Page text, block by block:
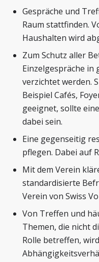
Gespräche und
Raum stattfinden.
Haushalten wird
Zum Schutz aller
Einzelgespräche in
verzichtet werden.
Beispiel Cafés,
geeignet, sollte
dabei sein.
Eine gegenseitig
pflegen. Dabei auf
Mit dem Verein
standardisierte
Verein von Swiss
Von Treffen und
Themen, die nicht
Rolle betreffen,